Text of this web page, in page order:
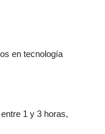
en tecnología
1 y 3 horas,